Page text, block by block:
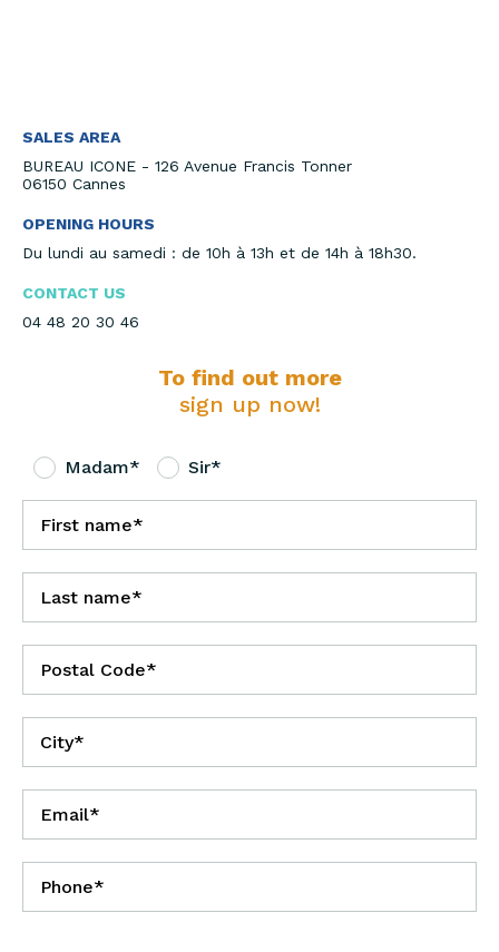
SALES AREA
BUREAU ICONE - 126 Avenue Francis Tonner
06150 Cannes
OPENING HOURS
Du lundi au samedi : de 10h à 13h et de 14h à 18h30.
CONTACT US
04 48 20 30 46
To find out more
sign up now!
Madam* Sir*